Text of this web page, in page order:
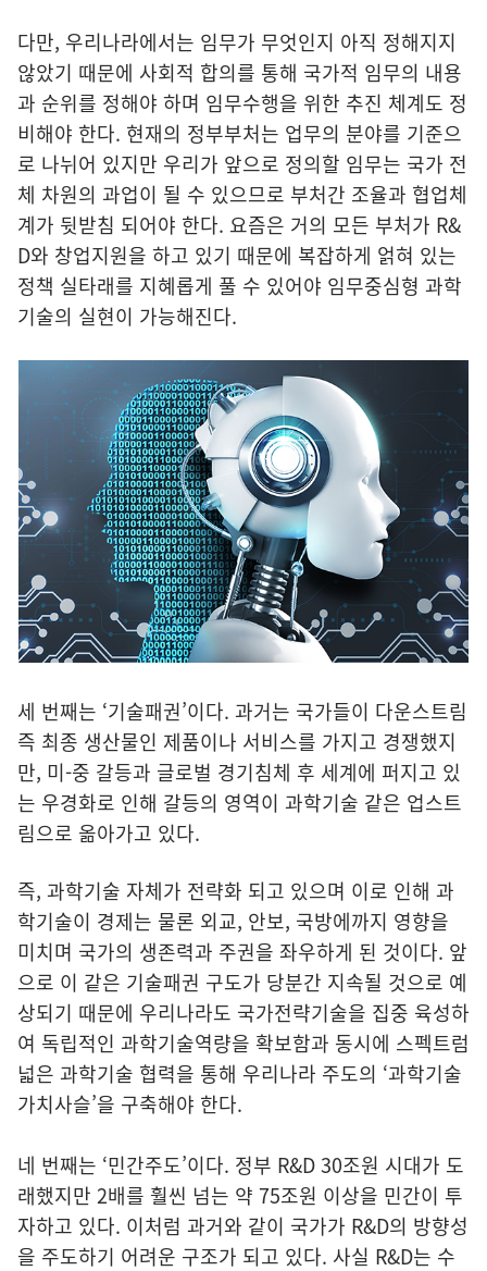
다만, 우리나라에서는 임무가 무엇인지 아직 정해지지
않았기 때문에 사회적 합의를 통해 국가적 임무의 내용
과 순위를 정해야 하며 임무수행을 위한 추진 체계도 정
비해야 한다. 현재의 정부부처는 업무의 분야를 기준으
로 나뉘어 있지만 우리가 앞으로 정의할 임무는 국가 전
체 차원의 과업이 될 수 있으므로 부처간 조율과 협업체
계가 뒷받침 되어야 한다. 요즘은 거의 모든 부처가 R&
D와 창업지원을 하고 있기 때문에 복잡하게 얽혀 있는
정책 실타래를 지혜롭게 풀 수 있어야 임무중심형 과학
기술의 실현이 가능해진다.
세 번째는 ‘기술패권’이다. 과거는 국가들이 다운스트림
즉 최종 생산물인 제품이나 서비스를 가지고 경쟁했지
만, 미-중 갈등과 글로벌 경기침체 후 세계에 퍼지고 있
는 우경화로 인해 갈등의 영역이 과학기술 같은 업스트
림으로 옮아가고 있다.
즉, 과학기술 자체가 전략화 되고 있으며 이로 인해 과
학기술이 경제는 물론 외교, 안보, 국방에까지 영향을
미치며 국가의 생존력과 주권을 좌우하게 된 것이다. 앞
으로 이 같은 기술패권 구도가 당분간 지속될 것으로 예
상되기 때문에 우리나라도 국가전략기술을 집중 육성하
여 독립적인 과학기술역량을 확보함과 동시에 스펙트럼
넓은 과학기술 협력을 통해 우리나라 주도의 ‘과학기술
가치사슬’을 구축해야 한다.
네 번째는 ‘민간주도’이다. 정부 R&D 30조원 시대가 도
래했지만 2배를 훨씬 넘는 약 75조원 이상을 민간이 투
자하고 있다. 이처럼 과거와 같이 국가가 R&D의 방향성
을 주도하기 어려운 구조가 되고 있다. 사실 R&D는 수